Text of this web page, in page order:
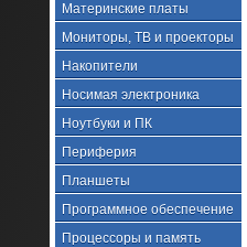
Материнские платы
Мониторы, ТВ и проекторы
Накопители
Носимая электроника
Ноутбуки и ПК
Периферия
Планшеты
Программное обеспечение
Процессоры и память